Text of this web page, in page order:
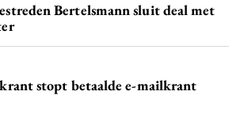
Bertelsmann sluit deal met
stopt betaalde e-mailkrant